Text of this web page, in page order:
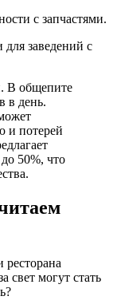
с запчастями.
заведений с
В общепите
в день.
и потерей
50%, что
.
ресторана
свет могут стать